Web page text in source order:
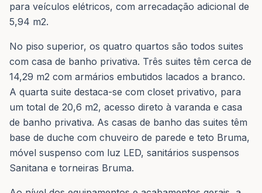
para veículos elétricos, com arrecadação adicional de
5,94 m2.
No piso superior, os quatro quartos são todos suites
com casa de banho privativa. Três suites têm cerca de
14,29 m2 com armários embutidos lacados a branco.
A quarta suite destaca-se com closet privativo, para
um total de 20,6 m2, acesso direto à varanda e casa
de banho privativa. As casas de banho das suites têm
base de duche com chuveiro de parede e teto Bruma,
móvel suspenso com luz LED, sanitários suspensos
Sanitana e torneiras Bruma.